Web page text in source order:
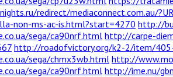
redirect/mediaconnect.com.au/
non-ms-ac-is.html?start=4270 http://
sega/ca90nrf.html http://carpe-
http://roadofvictory.org/k2-2/item/
sega/chmx3wb.html http://
sega/ca90nrf.html http://ime.nu/